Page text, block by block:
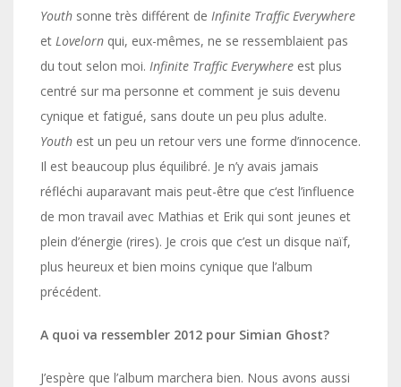
Youth sonne très différent de Infinite Traffic Everywhere
et Lovelorn qui, eux-mêmes, ne se ressemblaient pas
du tout selon moi. Infinite Traffic Everywhere est plus
centré sur ma personne et comment je suis devenu
cynique et fatigué, sans doute un peu plus adulte.
Youth est un peu un retour vers une forme d’innocence.
Il est beaucoup plus équilibré. Je n’y avais jamais
réfléchi auparavant mais peut-être que c‘est l’influence
de mon travail avec Mathias et Erik qui sont jeunes et
plein d’énergie (rires). Je crois que c’est un disque naïf,
plus heureux et bien moins cynique que l’album
précédent.
A quoi va ressembler 2012 pour Simian Ghost?
J’espère que l’album marchera bien. Nous avons aussi